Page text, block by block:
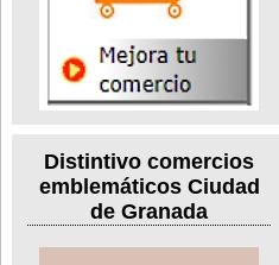
Distintivo comercios
emblemáticos Ciudad
de Granada